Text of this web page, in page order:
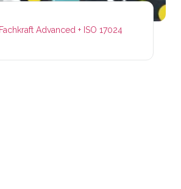
Advanced + ISO 17024